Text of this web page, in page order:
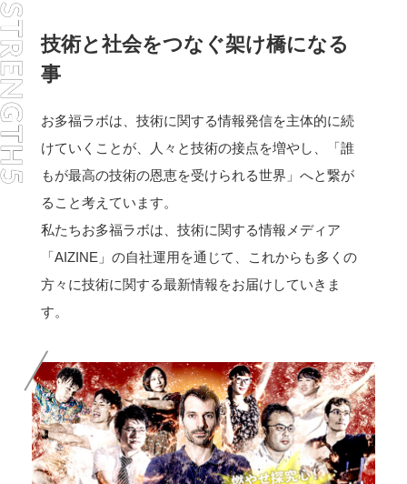
技術と社会をつなぐ架け橋になる
事
お多福ラボは、技術に関する情報発信を主体的に続
けていくことが、人々と技術の接点を増やし、「誰
もが最高の技術の恩恵を受けられる世界」へと繋が
ること考えています。
私たちお多福ラボは、技術に関する情報メディア
「AIZINE」の自社運用を通じて、これからも多くの
方々に技術に関する最新情報をお届けしていきま
す。